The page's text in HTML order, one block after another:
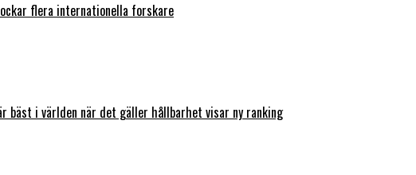
flera internationella forskare
bäst i världen när det gäller hållbarhet visar ny ranking